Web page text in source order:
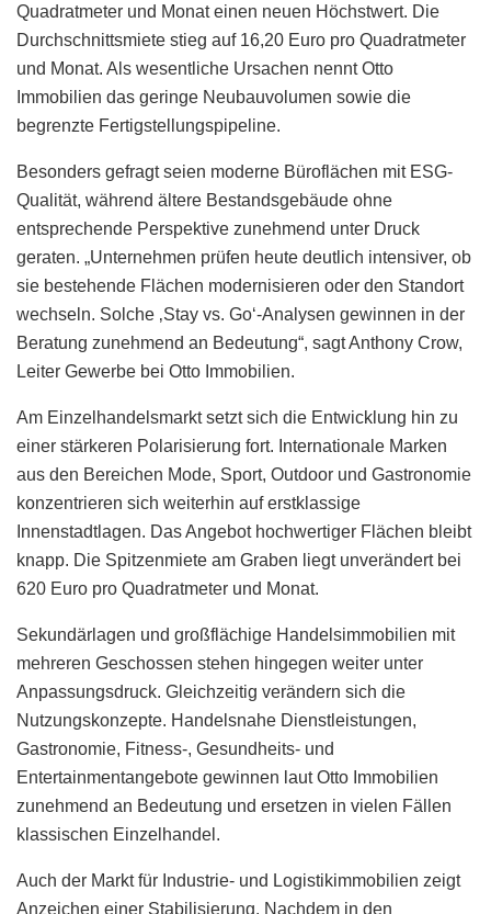
Quadratmeter und Monat einen neuen Höchstwert. Die
Durchschnittsmiete stieg auf 16,20 Euro pro Quadratmeter
und Monat. Als wesentliche Ursachen nennt Otto
Immobilien das geringe Neubauvolumen sowie die
begrenzte Fertigstellungspipeline.
Besonders gefragt seien moderne Büroflächen mit ESG-
Qualität, während ältere Bestandsgebäude ohne
entsprechende Perspektive zunehmend unter Druck
geraten. „Unternehmen prüfen heute deutlich intensiver, ob
sie bestehende Flächen modernisieren oder den Standort
wechseln. Solche ‚Stay vs. Go‘-Analysen gewinnen in der
Beratung zunehmend an Bedeutung“, sagt Anthony Crow,
Leiter Gewerbe bei Otto Immobilien.
Am Einzelhandelsmarkt setzt sich die Entwicklung hin zu
einer stärkeren Polarisierung fort. Internationale Marken
aus den Bereichen Mode, Sport, Outdoor und Gastronomie
konzentrieren sich weiterhin auf erstklassige
Innenstadtlagen. Das Angebot hochwertiger Flächen bleibt
knapp. Die Spitzenmiete am Graben liegt unverändert bei
620 Euro pro Quadratmeter und Monat.
Sekundärlagen und großflächige Handelsimmobilien mit
mehreren Geschossen stehen hingegen weiter unter
Anpassungsdruck. Gleichzeitig verändern sich die
Nutzungskonzepte. Handelsnahe Dienstleistungen,
Gastronomie, Fitness-, Gesundheits- und
Entertainmentangebote gewinnen laut Otto Immobilien
zunehmend an Bedeutung und ersetzen in vielen Fällen
klassischen Einzelhandel.
Auch der Markt für Industrie- und Logistikimmobilien zeigt
Anzeichen einer Stabilisierung. Nachdem in den